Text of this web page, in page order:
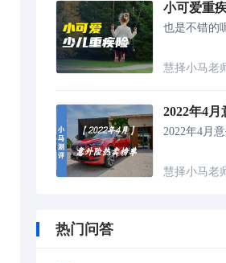
小可爱重
也是不错的
慧择小马老
2022年4
2022年4月
慧择小马老
热门问答